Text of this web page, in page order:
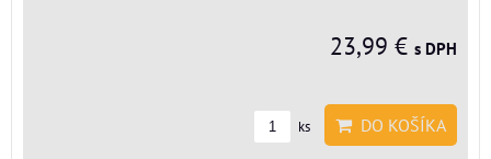
23,99 € s DPH
ks DO KOŠÍKA